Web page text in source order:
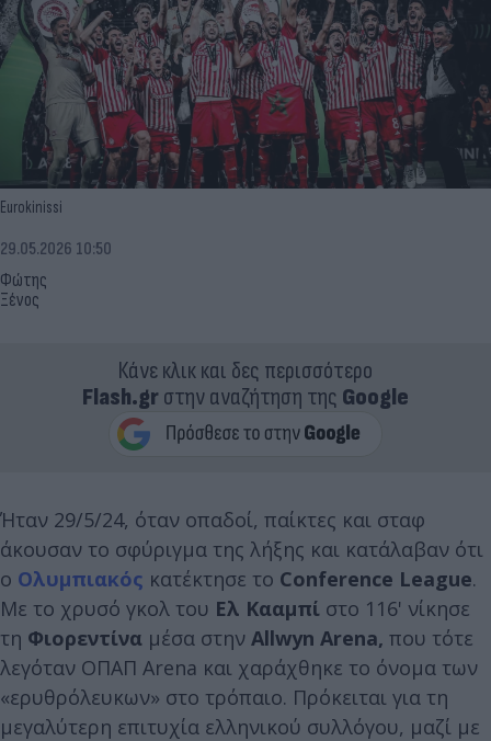
Eurokinissi
Φώτης
Ξένος
29.05.2026 10:50
Κάνε κλικ και δες περισσότερο
Flash.grστην αναζήτηση της Google
Ήταν 29/5/24, όταν οπαδοί, παίκτες και σταφ
άκουσαν το σφύριγμα της λήξης και κατάλαβαν ότι
ο Ολυμπιακός κατέκτησε το Conference League.
Με το χρυσό γκολ του Ελ Κααμπί στο 116' νίκησε
τη Φιορεντίνα μέσα στην Allwyn Arena, που τότε
λεγόταν ΟΠΑΠ Arena και χαράχθηκε το όνομα των
«ερυθρόλευκων» στο τρόπαιο. Πρόκειται για τη
μεγαλύτερη επιτυχία ελληνικού συλλόγου, μαζί με